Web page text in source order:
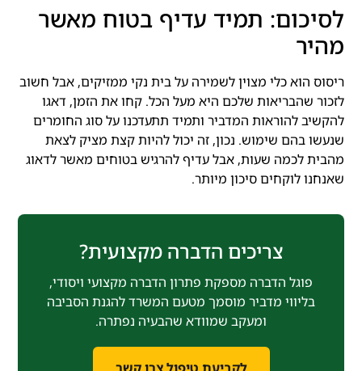
לסיכום: תמיד עדיף בטוח מאשר
מהיר
ריסוס הוא כלי מצוין לשמירה על בית נקי ממזיקים, אבל חשוב
לזכור שהבריאות שלכם היא מעל הכל. קחו את הזמן, דאגו
להקשיב להוראות המדביר ותמיד תתעדכנו על סוג החומרים
שנעשו בהם שימוש. נכון, זה יכול להיות קצת מציק לצאת
מהבית לכמה שעות, אבל עדיף להרגיש בטוחים מאשר לדאוג
שאנחנו לוקחים סיכון מיותר.
צריכים הדברה מקצועית?
פוגל הדברה מספקת פתרון הדברה מקצועי ויסודי,
בליווי מדביר מוסמך מטעם המשרד להגנת הסביבה
ומעקב שמוודא שהבעיה נפתרה.